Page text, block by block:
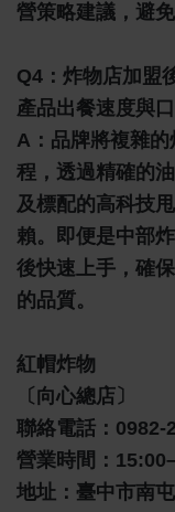
營策略建議，避
Q4：炸物店加盟
產品出餐速度與
A： 品牌將複雜
程，透過精確的
及標配的高科技
賴。即便是中部
後快速上手，確
的品質。
紅帽炸物
〔向心總店〕
聯絡電話：0982-
營業時間：
地址：臺中市南